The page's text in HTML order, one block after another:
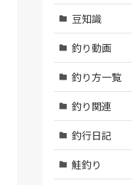
豆知識
釣り動画
釣り方一覧
釣り関連
釣行日記
鮭釣り